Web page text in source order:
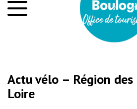
Aller
à
Actu vélo – Région des
Loire